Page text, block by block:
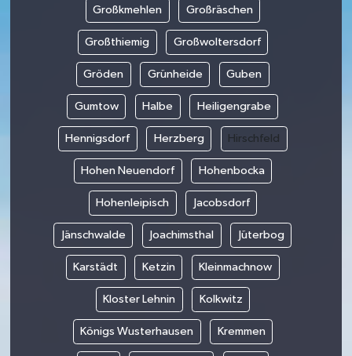
Großkmehlen Großräschen
Großthiemig Großwoltersdorf
Gröden Grünheide Guben
Gumtow Halbe Heiligengrabe
Hennigsdorf Herzberg Hirschfeld
Hohen Neuendorf Hohenbocka
Hohenleipisch Jacobsdorf
Jänschwalde Joachimsthal Jüterbog
Karstädt Ketzin Kleinmachnow
Kloster Lehnin Kolkwitz
Königs Wusterhausen Kremmen